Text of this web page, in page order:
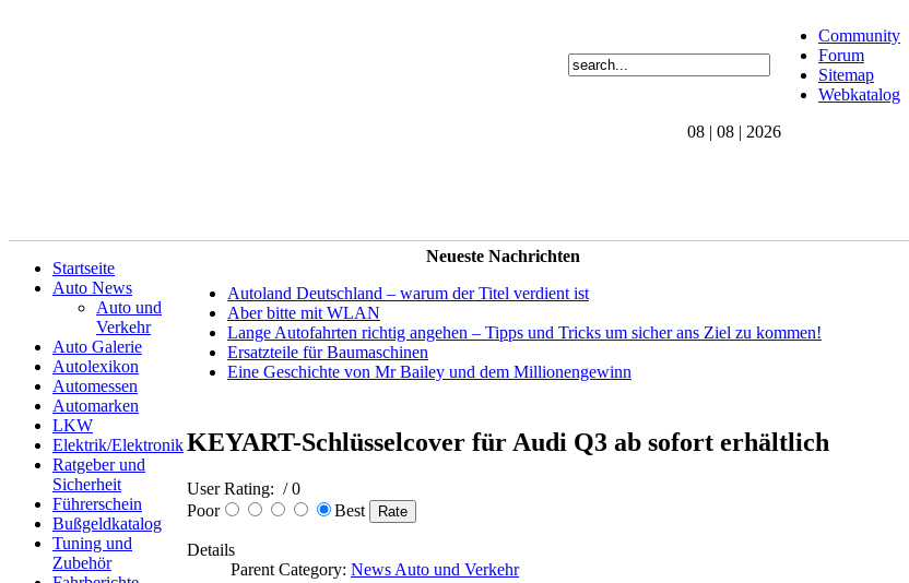
Community
Forum
Sitemap
Webkatalog
08 | 08 | 2026
Startseite
Auto News
Auto und
Verkehr
Auto Galerie
Autolexikon
Automessen
Automarken
LKW
Elektrik/Elektronik
Ratgeber und
Sicherheit
Führerschein
Bußgeldkatalog
Tuning und
Zubehör
Neueste Nachrichten
Autoland Deutschland – warum der Titel verdient ist
Aber bitte mit WLAN
Lange Autofahrten richtig angehen – Tipps und Tricks um sicher ans Ziel zu kommen!
Ersatzteile für Baumaschinen
Eine Geschichte von Mr Bailey und dem Millionengewinn
KEYART-Schlüsselcover für Audi Q3 ab sofort erhältlich
User Rating: / 0
Poor
Best
Details
Parent Category: News Auto und Verkehr